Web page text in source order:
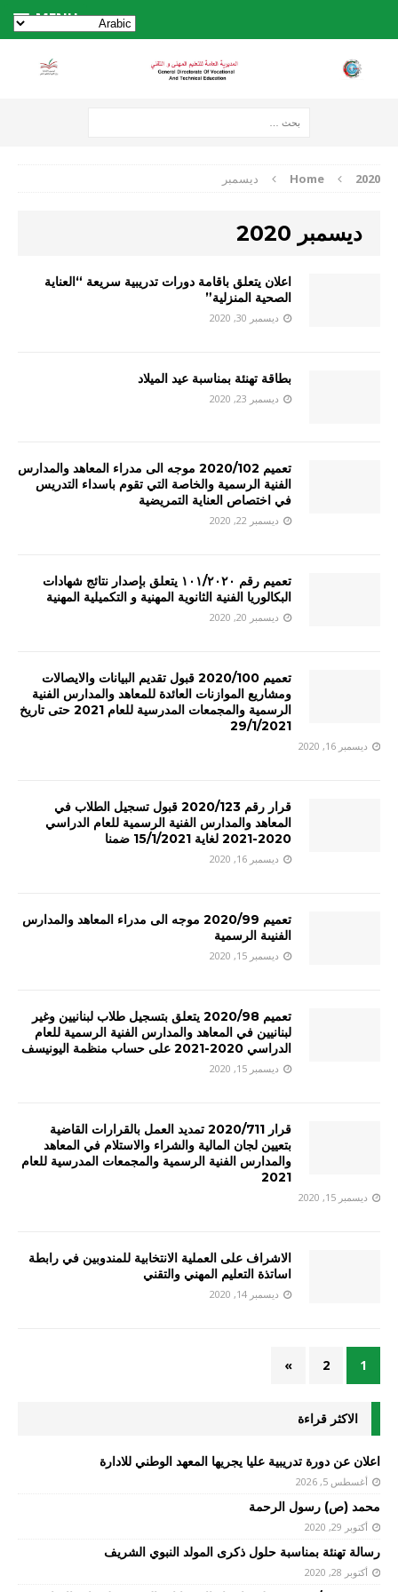
MENU
Home 2020 ديسمبر
ديسمبر 2020
اعلان يتعلق باقامة دورات تدريبية سريعة “العناية
الصحية المنزلية”
ديسمبر 30, 2020
بطاقة تهنئة بمناسبة عيد الميلاد
ديسمبر 23, 2020
تعميم 2020/102 موجه الى مدراء المعاهد والمدارس
الفنية الرسمية والخاصة التي تقوم باسداء التدريس
في اختصاص العناية التمريضية
ديسمبر 22, 2020
تعميم رقم ١٠١/٢٠٢٠ يتعلق بإصدار نتائج شهادات
البكالوريا الفنية الثانوية المهنية و التكميلية المهنية
ديسمبر 20, 2020
تعميم 2020/100 قبول تقديم البيانات والايصالات
ومشاريع الموازنات العائدة للمعاهد والمدارس الفنية
الرسمية والمجمعات المدرسية للعام 2021 حتى تاريخ
29/1/2021
ديسمبر 16, 2020
قرار رقم 2020/123 قبول تسجيل الطلاب في
المعاهد والمدارس الفنية الرسمية للعام الدراسي
2020-2021 لغاية 15/1/2021 ضمنا
ديسمبر 16, 2020
تعميم 2020/99 موجه الى مدراء المعاهد والمدارس
الفنيىة الرسمية
ديسمبر 15, 2020
تعميم 2020/98 يتعلق بتسجيل طلاب لبنانيين وغير
لبنانيين في المعاهد والمدارس الفنية الرسمية للعام
الدراسي 2020-2021 على حساب منظمة اليونيسف
ديسمبر 15, 2020
قرار 2020/711 تمديد العمل بالقرارات القاضية
بتعيين لجان المالية والشراء والاستلام في المعاهد
والمدارس الفنية الرسمية والمجمعات المدرسية للعام
2021
ديسمبر 15, 2020
الاشراف على العملية الانتخابية للمندوبين في رابطة
اساتذة التعليم المهني والتقني
ديسمبر 14, 2020
1
2
»
الاكثر قراءة
اعلان عن دورة تدريبية عليا يجريها المعهد الوطني للادارة
أغسطس 5, 2026
محمد (ص) رسول الرحمة
أكتوبر 29, 2020
رسالة تهنئة بمناسبة حلول ذكرى المولد النبوي الشريف
أكتوبر 28, 2020